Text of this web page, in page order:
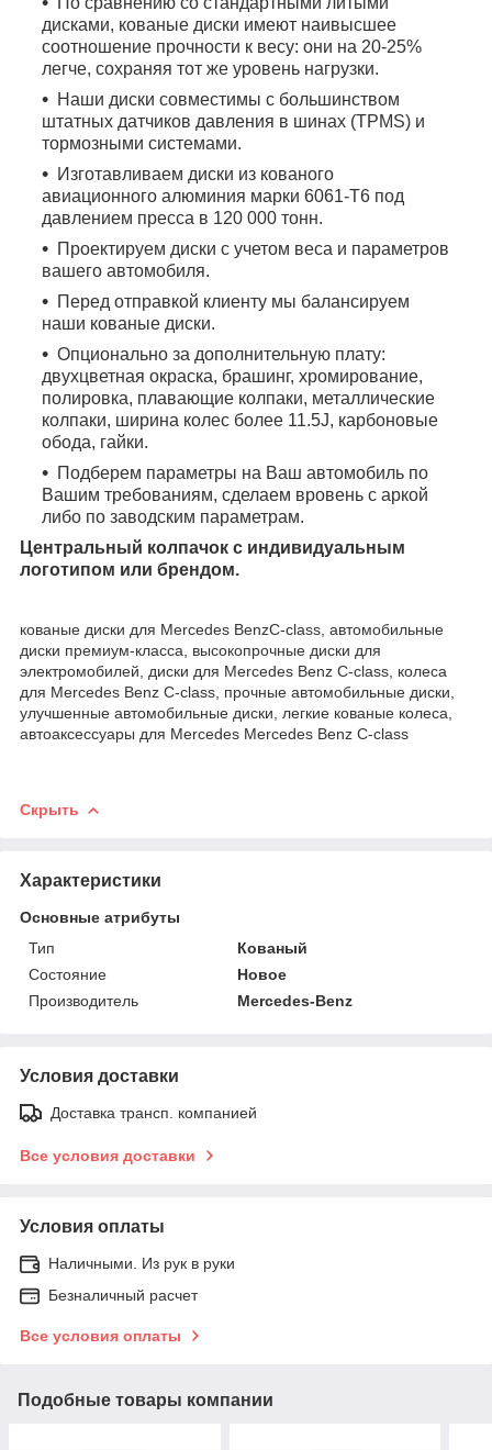
дисками, кованые диски имеют наивысшее
соотношение прочности к весу: они на 20-25%
легче, сохраняя тот же уровень нагрузки.
Наши диски совместимы с большинством
штатных датчиков давления в шинах (TPMS) и
тормозными системами.
Изготавливаем диски из кованого
авиационного алюминия марки 6061-T6 под
давлением пресса в 120 000 тонн.
Проектируем диски с учетом веса и параметров
вашего автомобиля.
Перед отправкой клиенту мы балансируем
наши кованые диски.
Опционально за дополнительную плату:
двухцветная окраска, брашинг, хромирование,
полировка, плавающие колпаки, металлические
колпаки, ширина колес более 11.5J, карбоновые
обода, гайки.
Подберем параметры на Ваш автомобиль по
Вашим требованиям, сделаем вровень с аркой
либо по заводским параметрам.
Центральный колпачок с индивидуальным
логотипом или брендом.
кованые диски для Mercedes BenzC-class, автомобильные
диски премиум-класса, высокопрочные диски для
электромобилей, диски для Mercedes Benz C-class, колеса
для Mercedes Benz C-class, прочные автомобильные диски,
улучшенные автомобильные диски, легкие кованые колеса,
автоаксессуары для Mercedes Mercedes Benz C-class
Скрыть
Характеристики
Основные атрибуты
Тип
Кованый
Состояние
Новое
Производитель
Mercedes-Benz
Условия доставки
Доставка трансп. компанией
Все условия доставки
Условия оплаты
Наличными. Из рук в руки
Безналичный расчет
Все условия оплаты
Подобные товары компании